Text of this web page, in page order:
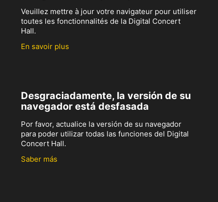
Veuillez mettre à jour votre navigateur pour utiliser
toutes les fonctionnalités de la Digital Concert
Hall.
En savoir plus
Desgraciadamente, la versión de su
navegador está desfasada
Por favor, actualice la versión de su navegador
para poder utilizar todas las funciones del Digital
Concert Hall.
Saber más